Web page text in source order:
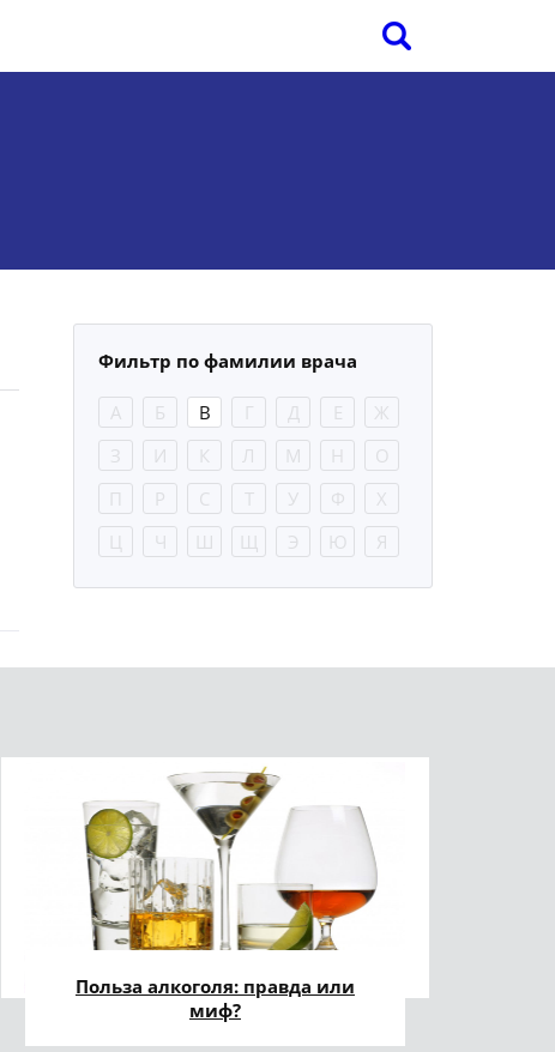
Фильтр по фамилии врача
А Б В Г Д Е
Ж
З
И К Л М Н
О
П
Р С Т У Ф
Х
Ц
Ч Ш Щ Э Ю Я
Польза алкоголя: правда или
миф?